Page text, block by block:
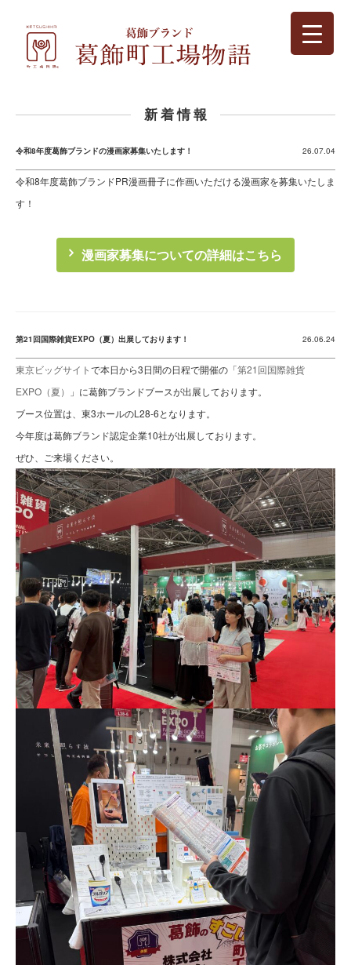
新 着 情 報
令和8年度葛飾ブランドの漫画家募集いたします！ 26.07.04
令和8年度葛飾ブランドPR漫画冊子に作画いただける漫画家を募集いたしま
す！
漫画家募集についての詳細はこちら
第21回国際雑貨EXPO（夏）出展しております！ 26.06.24
東京ビッグサイトで本日から3日間の日程で開催の「第21回国際雑貨
EXPO（夏）
」に葛飾ブランドブースが出展しております。
ブース位置は、東3ホールのL28-6となります。
今年度は葛飾ブランド認定企業10社が出展しております。
ぜひ、ご来場ください。